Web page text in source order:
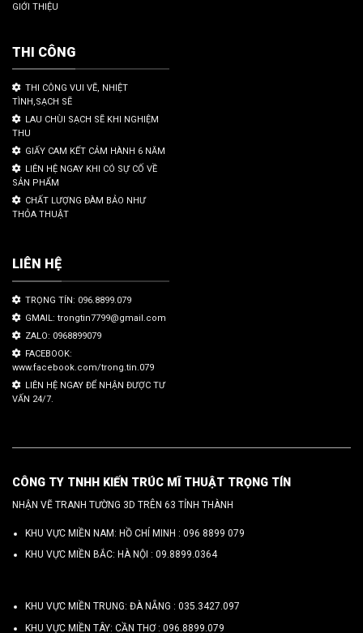
GIỚI THIỆU
THI CÔNG
THI CÔNG VUI VẼ, NHIỆT
TÌNH,SẠCH SẼ
LAU CHÙI SẠCH SẼ KHI NGHIỆM
THU
GIẤY CAM KẾT CẢM HÀNH 6 NĂM
LIÊN HỆ NGAY KHI CÓ SỰ CỐ VỀ
SẢN PHẨM
CHẤT LƯỢNG ĐÀM BẢO NHƯ
THỎA THUẬT
LIÊN HỆ
TRỌNG TÍN: 096.8899.079
GMAIL: trongtin7799@gmail.com
ZALO: 0968899079
FACEBOOK:
www.facebook.com/trong.tin.079
LIÊN HỆ NGAY ĐỂ NHẬN ĐƯỢC TƯ
VẤN 24/7.
CÔNG TY TNHH KIẾN TRÚC MĨ THUẬT TRỌNG TÍN
NHẬN VẼ TRANH TƯỜNG 3D TRÊN 63 TỈNH THÀNH
KHU VỰC MIỀN NAM: HỒ CHÍ MINH : 096 8899 079
KHU VỰC MIỀN BẮC: HÀ NỘI : 09.8899.0364
KHU VỰC MIỀN TRUNG: ĐÀ NẴNG : 035.3427.097
KHU VỰC MIỀN TÂY: CẦN THƠ : 096.8899.079